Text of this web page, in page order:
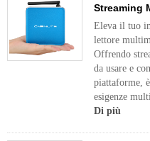
Streaming
Eleva il tuo
lettore
Offrendo
da usare e
piattaforme,
esigenze
Di più